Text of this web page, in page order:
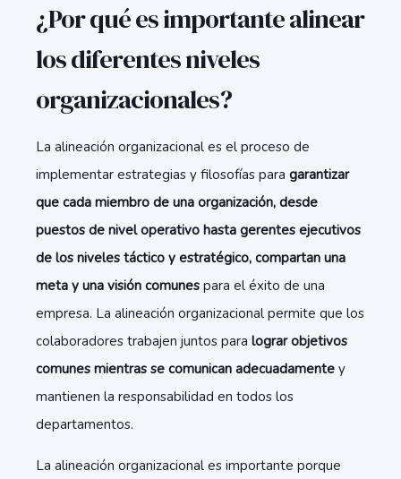
¿Por qué es importante alinear
los diferentes niveles
organizacionales?
La alineación organizacional es el proceso de
implementar estrategias y filosofías para garantizar
que cada miembro de una organización, desde
puestos de nivel operativo hasta gerentes ejecutivos
de los niveles táctico y estratégico, compartan una
meta y una visión comunes para el éxito de una
empresa. La alineación organizacional permite que los
colaboradores trabajen juntos para lograr objetivos
comunes mientras se comunican adecuadamente y
mantienen la responsabilidad en todos los
departamentos.
La alineación organizacional es importante porque